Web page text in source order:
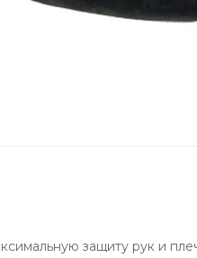
защиту рук и